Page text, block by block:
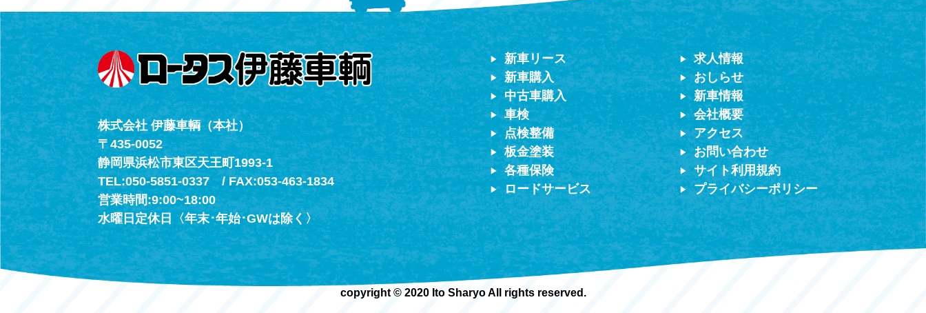
株式会社 伊藤車輌（本社）
〒435-0052
静岡県浜松市東区天王町1993-1
TEL:050-5851-0337 / FAX:053-463-1834
営業時間:9:00~18:00
水曜日定休日〈年末･年始･GWは除く〉
新車リース
新車購入
中古車購入
車検
点検整備
板金塗装
各種保険
ロードサービス
求人情報
おしらせ
新車情報
会社概要
アクセス
お問い合わせ
サイト利用規約
プライバシーポリシー
copyright © 2020 Ito Sharyo All rights reserved.